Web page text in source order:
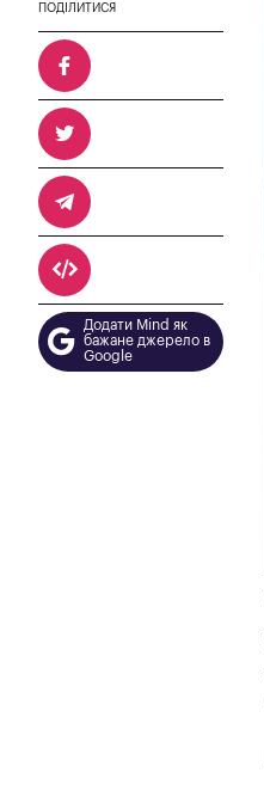
ПОДІЛИТИСЯ
Додати Mind як
бажане джерело в
Google